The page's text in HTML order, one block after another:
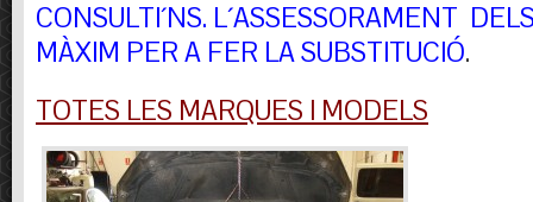
CONSULTI´NS. L´ASSESSORAMENT
MÀXIM PER A FER LA SUBSTITUCIÓ.
TOTES LES MARQUES I MODELS